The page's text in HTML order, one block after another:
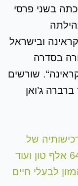
בשני פרסי
ובישראל
בסדרה
שורשים
ברברה ג’ואן
של
עוגת קנולה אוקראינית: 64.7 אלף טון ועוד
לבעלי חיים